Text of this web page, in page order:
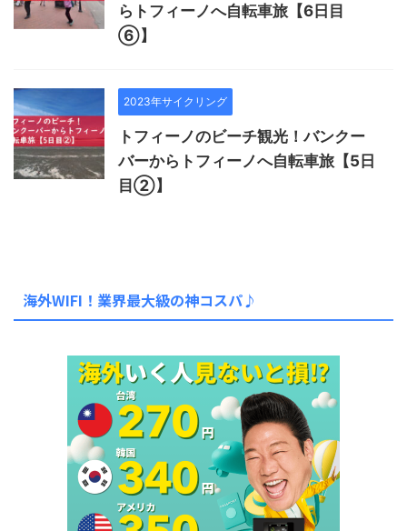
らトフィーノへ自転車旅【6日目
⑥】
2023年サイクリング
トフィーノのビーチ観光！バンクー
バーからトフィーノへ自転車旅【5日
目②】
海外WIFI！業界最大級の神コスパ♪